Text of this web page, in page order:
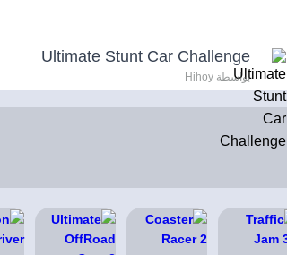
Ultimate Stunt Car Challenge
بواسطة Hihoy